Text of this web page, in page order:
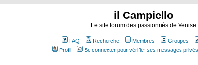
il Campiello
Le site forum des passionnés de Venise
FAQ Recherche Membres Groupes
Profil
Se connecter pour vérifier ses messages privés